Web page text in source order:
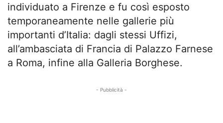
individuato a Firenze e fu così esposto
temporaneamente nelle gallerie più
importanti d’Italia: dagli stessi Uffizi,
all’ambasciata di Francia di Palazzo Farnese
a Roma, infine alla Galleria Borghese.
- Pubblicità -